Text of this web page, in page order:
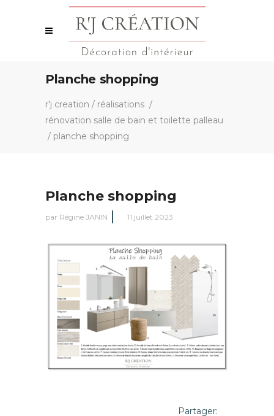
Planche shopping
r'j creation / réalisations /
rénovation salle de bain et toilette palleau
/ planche shopping
Planche shopping
par Régine JANIN 11 juillet 2023
Partager: